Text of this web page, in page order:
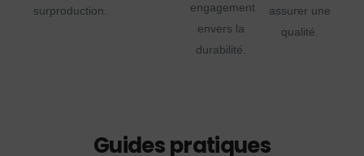
surproduction.
engagement
envers la
durabilité.
assurer une
qualité.
Guides pratiques